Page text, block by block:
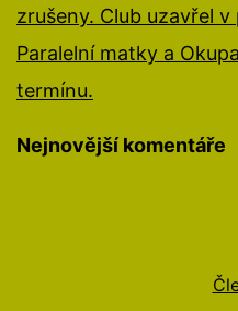
zrušeny. Club uzavřel
Paralelní matky a
termínu.
Nejnovější komentáře